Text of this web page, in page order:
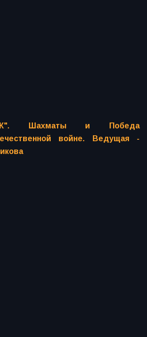
Шахматы и Победа
войне. Ведущая -